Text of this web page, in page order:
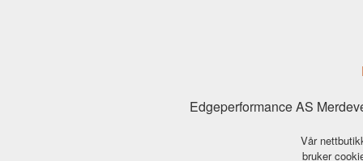
Edgeperformance AS
Vår
bruker